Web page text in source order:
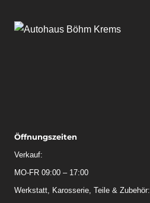
Öffnungszeiten
Verkauf:
MO-FR 09:00 – 17:00
Werkstatt, Karosserie, Teile & Zubehör: